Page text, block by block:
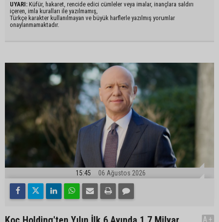
UYARI: Küfür, hakaret, rencide edici cümleler veya imalar, inançlara saldırı
içeren, imla kuralları ile yazılmamış,
Türkçe karakter kullanılmayan ve büyük harflerle yazılmış yorumlar
onaylanmamaktadır.
15:45 06 Ağustos 2026
A+